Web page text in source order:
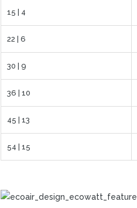
15 | 4
22 | 6
30 | 9
36 | 10
45 | 13
54 | 15